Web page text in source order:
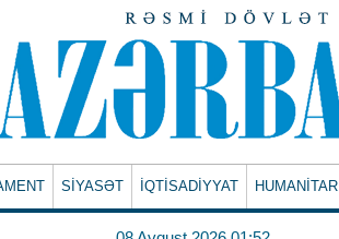
SİYASƏT İQTİSADİYYAT HUMANITAR